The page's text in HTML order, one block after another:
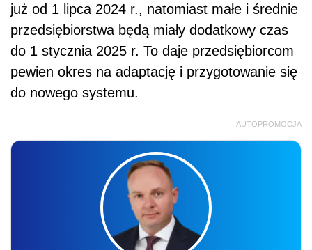
już od 1 lipca 2024 r., natomiast małe i średnie
przedsiębiorstwa będą miały dodatkowy czas
do 1 stycznia 2025 r. To daje przedsiębiorcom
pewien okres na adaptację i przygotowanie się
do nowego systemu.
AUTOPROMOCJA